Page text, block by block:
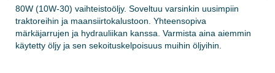
80W (10W-30) vaihteistoöljy. Soveltuu varsinkin uusimpiin
traktoreihin ja maansiirtokalustoon. Yhteensopiva
märkäjarrujen ja hydrauliikan kanssa. Varmista aina aiemmin
käytetty öljy ja sen sekoituskelpoisuus muihin öljyihin.